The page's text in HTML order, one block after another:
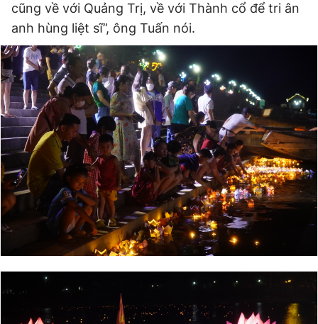
cũng về với Quảng Trị, về với Thành cổ để tri ân
anh hùng liệt sĩ”, ông Tuấn nói.